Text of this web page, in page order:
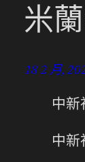
米
18 2 月,
中新
中新